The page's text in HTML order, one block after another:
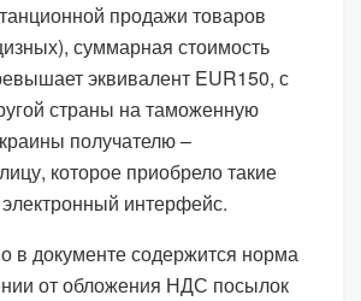
продажи товаров
суммарная стоимость
эквивалент EUR150, с
страны на таможенную
получателю –
которое приобрело такие
интерфейс.
в документе содержится норма
от обложения НДС посылок